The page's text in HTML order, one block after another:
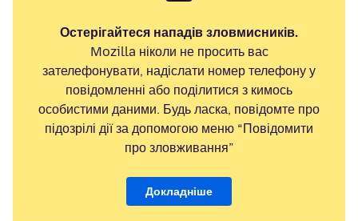
Остерігайтеся нападів зловмисників.
Mozilla ніколи не просить вас
зателефонувати, надіслати номер телефону у
повідомленні або поділитися з кимось
особистими даними. Будь ласка, повідомте про
підозрілі дії за допомогою меню “Повідомити
про зловживання”
Докладніше